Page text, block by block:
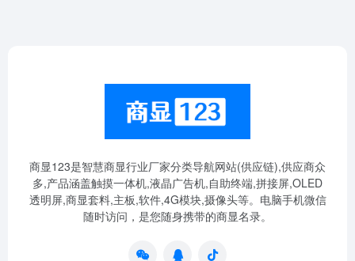
商显123是智慧商显行业厂家分类导航网站(供应链),供应商众
多,产品涵盖触摸一体机,液晶广告机,自助终端,拼接屏,OLED
透明屏,商显套料,主板,软件,4G模块,摄像头等。电脑手机微信
随时访问，是您随身携带的商显名录。